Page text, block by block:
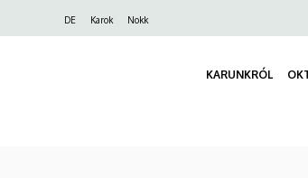
DE Karok Nokk
KARUNKRÓL